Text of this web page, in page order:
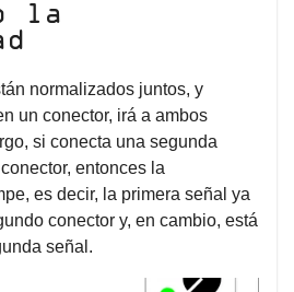
la
normalizados juntos, y
un conector, irá a ambos
si conecta una segunda
entonces la
es decir, la primera señal ya
conector y, en cambio, está
señal.